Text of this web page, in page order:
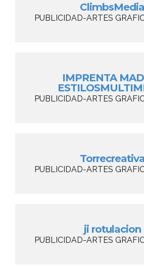
ClimbsMedia
PUBLICIDAD-ARTES
IMPRENTA
PUBLICIDAD-ARTES
PUBLICIDAD-ARTES
ji rotulacion
PUBLICIDAD-ARTES